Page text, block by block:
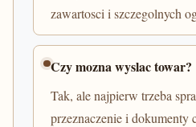
zawartosci i szczegolnych
Czy mozna wyslac towar?
Tak, ale najpierw trzeba
przeznaczenie i dokumenty